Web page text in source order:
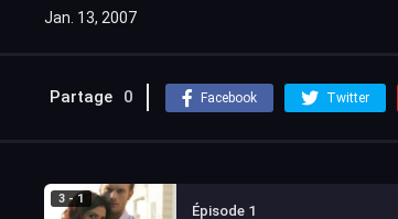
Jan. 13, 2007
Partage 0 Facebook Twitter
3 - 1
Épisode 1